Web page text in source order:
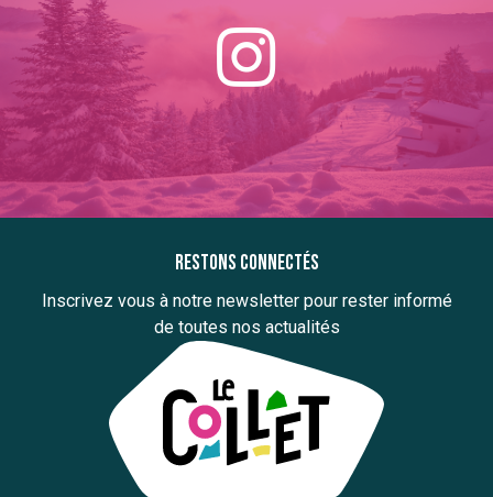
Restons connectés
Inscrivez vous à notre newsletter pour rester informé
de toutes nos actualités